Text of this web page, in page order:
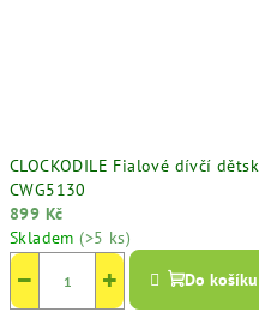
CLOCKODILE Fialové dívčí
CWG5130
899 Kč
Skladem (>5 ks)
+
− Do košíku